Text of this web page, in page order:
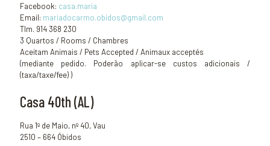
Facebook: casa.maria
Email: mariadocarmo.obidos@gmail.com
Tlm. 914 368 230
3 Quartos / Rooms / Chambres
Aceitam Animais / Pets Accepted / Animaux acceptés
(mediante pedido. Poderão aplicar-se custos adicionais /
(taxa/taxe/fee) )
Casa 40th (AL)
Rua 1º de Maio, nº 40, Vau
2510 – 664 Óbidos